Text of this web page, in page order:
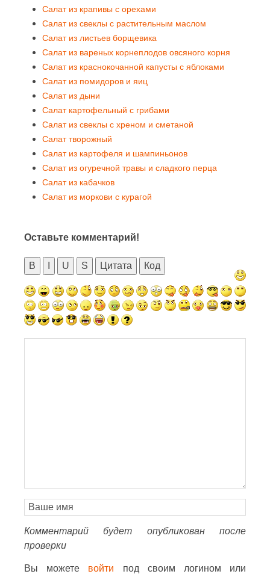
Салат из крапивы с орехами
Салат из свеклы с растительным маслом
Салат из листьев борщевика
Салат из вареных корнеплодов овсяного корня
Салат из краснокочанной капусты с яблоками
Салат из помидоров и яиц
Салат из дыни
Салат картофельный с грибами
Салат из свеклы с хреном и сметаной
Салат творожный
Салат из картофеля и шампиньонов
Салат из огуречной травы и сладкого перца
Салат из кабачков
Салат из моркови с курагой
Оставьте комментарий!
B U S Цитата Код
Комментарий будет опубликован после
проверки
Вы можете войти под своим логином или